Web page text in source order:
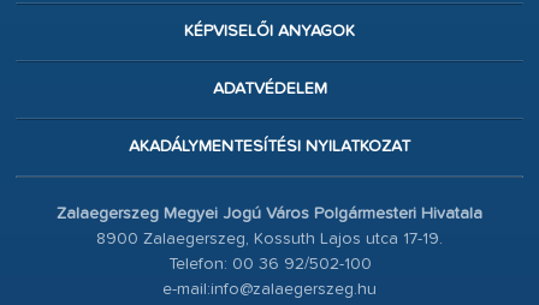
KÉPVISELŐI ANYAGOK
ADATVÉDELEM
AKADÁLYMENTESÍTÉSI NYILATKOZAT
Zalaegerszeg Megyei Jogú Város Polgármesteri Hivatala
8900 Zalaegerszeg, Kossuth Lajos utca 17-19.
Telefon: 00 36 92/502-100
e-mail:info@zalaegerszeg.hu